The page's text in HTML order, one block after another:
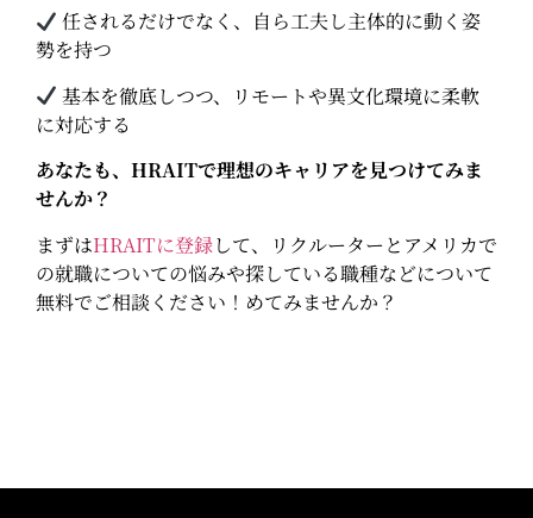
任されるだけでなく、自ら工夫し主体的に動く姿
勢を持つ
基本を徹底しつつ、リモートや異文化環境に柔軟
に対応する
あなたも、HRAITで理想のキャリアを見つけてみま
せんか？
まずはHRAITに登録して、リクルーターとアメリカで
の就職についての悩みや探している職種などについて
無料でご相談ください！めてみませんか？